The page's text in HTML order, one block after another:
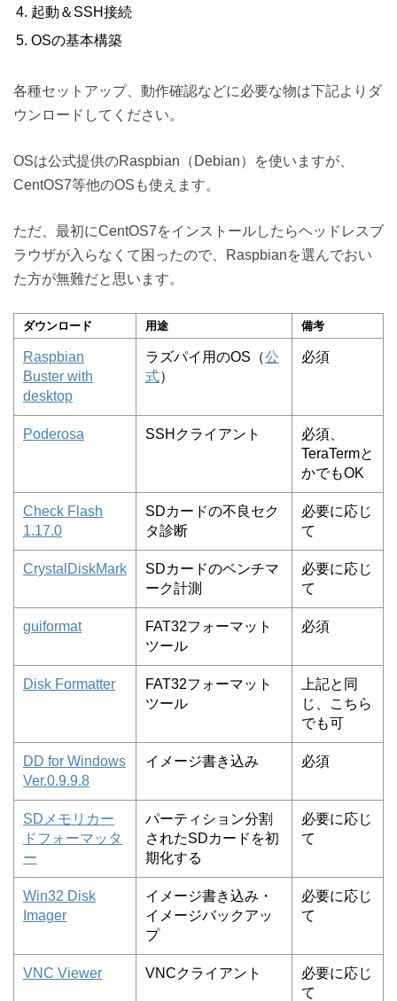
起動＆SSH接続
OSの基本構築
各種セットアップ、動作確認などに必要な物は下記よりダ
ウンロードしてください。
OSは公式提供のRaspbian（Debian）を使いますが、
CentOS7等他のOSも使えます。
ただ、最初にCentOS7をインストールしたらヘッドレスブ
ラウザが入らなくて困ったので、Raspbianを選んでおい
た方が無難だと思います。
ダウンロード 用途 備考
Raspbian
Buster with
desktop
ラズパイ用のOS（公
式）
必須
Poderosa SSHクライアント
必須、
TeraTermと
かでもOK
Check Flash
1.17.0
SDカードの不良セク
タ診断
必要に応じ
て
CrystalDiskMark
SDカードのベンチマ
ーク計測
必要に応じ
て
guiformat
FAT32フォーマット
ツール
必須
Disk Formatter
FAT32フォーマット
ツール
上記と同
じ、こちら
でも可
DD for Windows
Ver.0.9.9.8
イメージ書き込み 必須
SDメモリカー
ドフォーマッタ
ー
パーティション分割
されたSDカードを初
期化する
必要に応じ
て
Win32 Disk
Imager
イメージ書き込み・
イメージバックアッ
プ
必要に応じ
て
VNC Viewer VNCクライアント
必要に応じ
て